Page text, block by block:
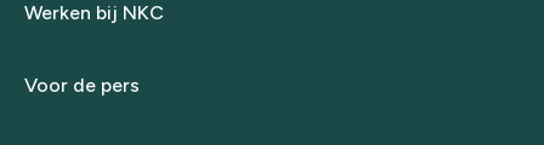
Werken bij NKC
Voor de pers